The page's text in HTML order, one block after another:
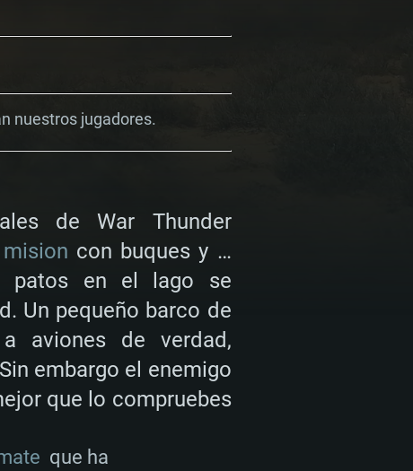
nuestros jugadores.
de War Thunder
mision con buques y …
patos en el lago se
Un pequeño barco de
aviones de verdad,
embargo el enemigo
que lo compruebes
que ha